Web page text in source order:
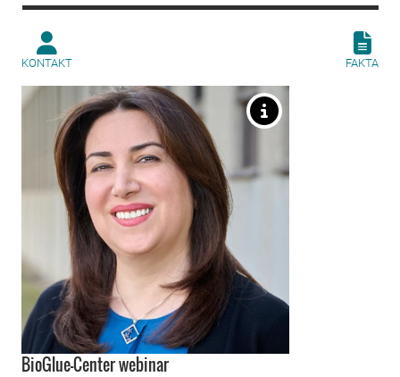
KONTAKT FAKTA
BioGlue-Center webinar